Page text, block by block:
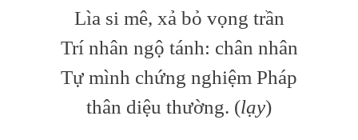
Lìa si mê, xả bỏ vọng trần
Trí nhân ngộ tánh: chân nhân
Tự mình chứng nghiệm Pháp
thân diệu thường. (lạy)